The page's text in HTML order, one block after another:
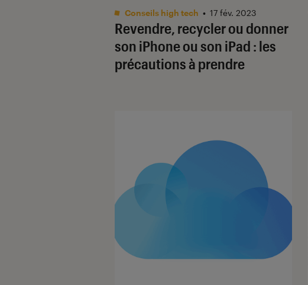
Revendre, recycler ou donner
son iPhone ou son iPad : les
précautions à prendre
Conseils high tech • 17 fév. 2023